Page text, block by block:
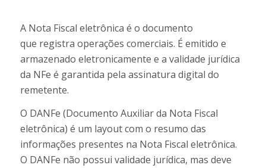
A Nota Fiscal eletrônica é o documento
que registra operações comerciais. É emitido e
armazenado eletronicamente e a validade jurídica
da NFe é garantida pela assinatura digital do
remetente.
O DANFe (Documento Auxiliar da Nota Fiscal
eletrônica) é um layout com o resumo das
informações presentes na Nota Fiscal eletrônica.
O DANFe não possui validade jurídica, mas deve